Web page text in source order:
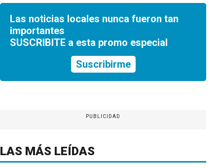
Las noticias locales nunca fueron tan
importantes
SUSCRIBITE a esta promo especial
Suscribirme
PUBLICIDAD
LAS MÁS LEÍDAS